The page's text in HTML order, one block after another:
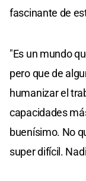
fascinante de
"Es un mundo
pero que de
humanizar el
capacidades
buenísimo. No
super difícil.